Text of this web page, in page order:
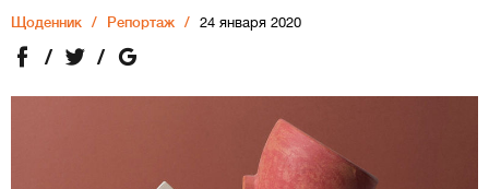
Щоденник Репортаж 24 января 2020